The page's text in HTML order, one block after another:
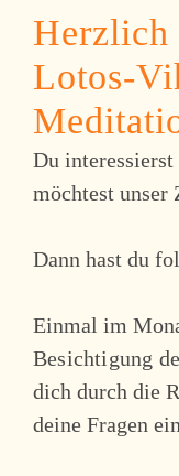
Lotos-
Du
möchtest unser
Dann hast du
Einmal im
Besichtigung
dich durch die
deine Fragen